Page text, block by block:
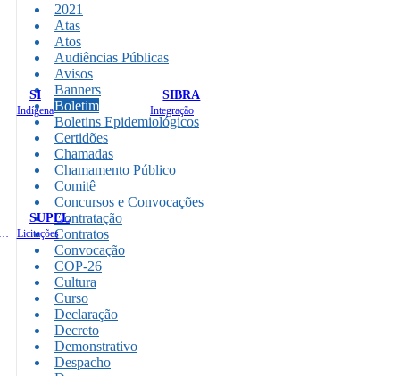
SI
Indígena
SIBRA
Integração
SUPEL
Licitações
2021
Atas
Atos
Audiências Públicas
Avisos
Banners
Boletim
Boletins Epidemiológicos
Certidões
Chamadas
Chamamento Público
Comitê
Concursos e Convocações
Contratação
Contratos
Convocação
COP-26
Cultura
Curso
Declaração
Decreto
Demonstrativo
Despacho